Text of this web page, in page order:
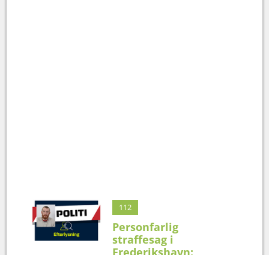
112
Personfarlig
straffesag i
Frederikshavn: